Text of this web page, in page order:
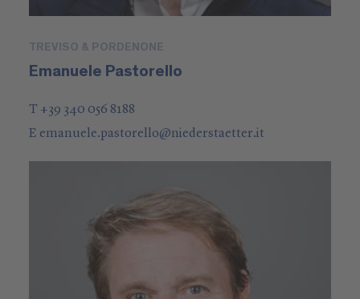
TREVISO & PORDENONE
Emanuele Pastorello
T +39 340 056 8188
E emanuele.pastorello@niederstaetter.it